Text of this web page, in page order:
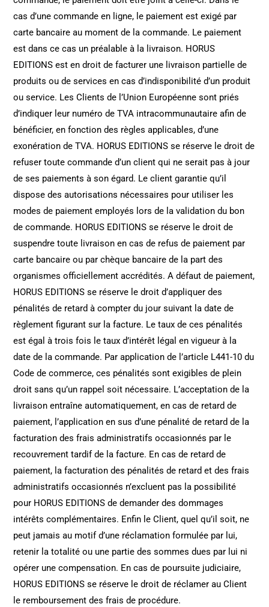
cas d’une commande en ligne, le paiement est exigé par
carte bancaire au moment de la commande. Le paiement
est dans ce cas un préalable à la livraison. HORUS
EDITIONS est en droit de facturer une livraison partielle de
produits ou de services en cas d’indisponibilité d’un produit
ou service. Les Clients de l’Union Européenne sont priés
d’indiquer leur numéro de TVA intracommunautaire afin de
bénéficier, en fonction des règles applicables, d’une
exonération de TVA. HORUS EDITIONS se réserve le droit de
refuser toute commande d’un client qui ne serait pas à jour
de ses paiements à son égard. Le client garantie qu’il
dispose des autorisations nécessaires pour utiliser les
modes de paiement employés lors de la validation du bon
de commande. HORUS EDITIONS se réserve le droit de
suspendre toute livraison en cas de refus de paiement par
carte bancaire ou par chèque bancaire de la part des
organismes officiellement accrédités. A défaut de paiement,
HORUS EDITIONS se réserve le droit d’appliquer des
pénalités de retard à compter du jour suivant la date de
règlement figurant sur la facture. Le taux de ces pénalités
est égal à trois fois le taux d’intérêt légal en vigueur à la
date de la commande. Par application de l’article L441-10 du
Code de commerce, ces pénalités sont exigibles de plein
droit sans qu’un rappel soit nécessaire. L’acceptation de la
livraison entraîne automatiquement, en cas de retard de
paiement, l’application en sus d’une pénalité de retard de la
facturation des frais administratifs occasionnés par le
recouvrement tardif de la facture. En cas de retard de
paiement, la facturation des pénalités de retard et des frais
administratifs occasionnés n’excluent pas la possibilité
pour HORUS EDITIONS de demander des dommages
intérêts complémentaires. Enfin le Client, quel qu’il soit, ne
peut jamais au motif d’une réclamation formulée par lui,
retenir la totalité ou une partie des sommes dues par lui ni
opérer une compensation. En cas de poursuite judiciaire,
HORUS EDITIONS se réserve le droit de réclamer au Client
le remboursement des frais de procédure.